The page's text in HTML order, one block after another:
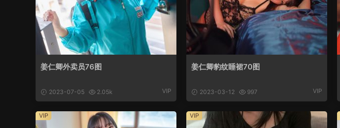
姜仁卿外卖员76图
2023-07-05 2.05k VIP
姜仁卿豹纹睡裙70图
2023-03-12 997 VIP
VIP VIP